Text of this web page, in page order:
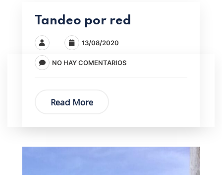
Tandeo por red
13/08/2020
NO HAY COMENTARIOS
Read More